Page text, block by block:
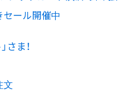
ール開催中
さま！
文